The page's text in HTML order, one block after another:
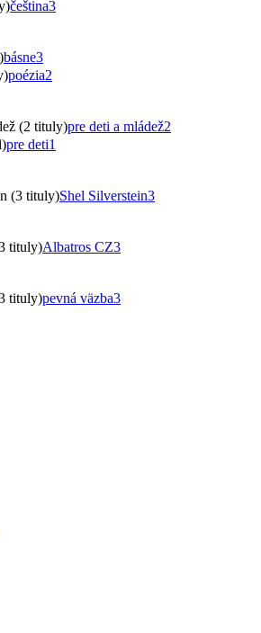
čeština3
básne3
poézia2
(2 tituly)pre deti a mládež2
pre deti1
(3 tituly)Shel Silverstein3
tituly)Albatros CZ3
tituly)pevná väzba3